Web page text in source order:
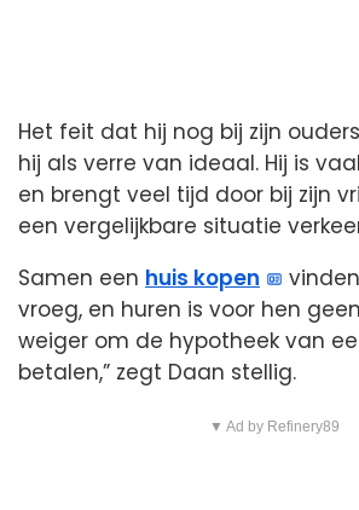
Het feit dat hij nog bij zijn
hij als verre van ideaal. Hij is
en brengt veel tijd door bij zijn
een vergelijkbare situatie
Samen een huis kopen
vroeg, en huren is voor hen
weiger om de hypotheek van
betalen,” zegt Daan stellig.
▼ Ad by Refinery89